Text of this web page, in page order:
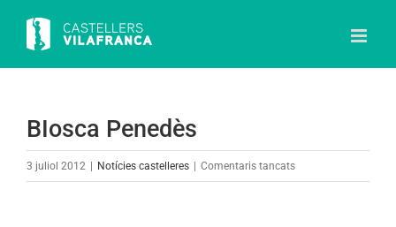
content
BIosca Penedès
3 juliol 2012 Notícies castelleres Comentaris tancatsa